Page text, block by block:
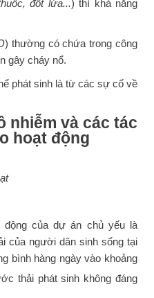
đốt lửa...) thì khả năng
) thường có chứa trong công
gây cháy nổ.
phát sinh là từ các sự cố về
nhiễm và các tác
hoạt động
của dự án chủ yếu là
của người dân sinh sống tại
bình hàng ngày vào khoảng
thải phát sinh không đáng